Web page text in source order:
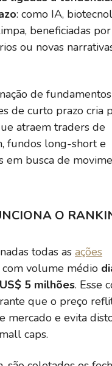
: como IA,
beneficiadas por
ou novas
de
de curto prazo cria
atraem traders de
fundos long-short e
em busca de
O
todas as ações
com volume médio
5 milhões. Esse
que o preço
mercado e evita
caps.